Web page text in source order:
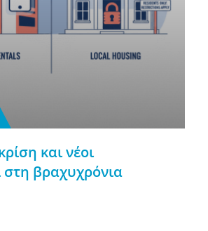
και νέοι
στη βραχυχρόνια